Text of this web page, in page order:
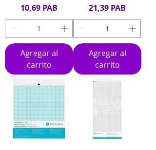
Precio
10,69 PAB
Agregar al
carrito
Precio
21,39 PAB
Agregar al
carrito